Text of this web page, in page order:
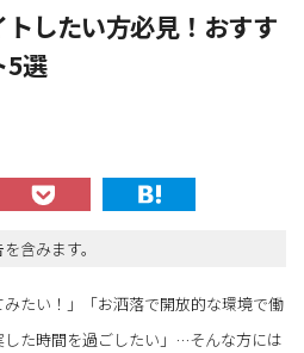
したい方必見！おすす
5選
含みます。
みたい！」「お洒落で開放的な環境で働
た時間を過ごしたい」…そんな方には